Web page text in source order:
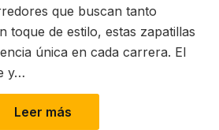
que buscan tanto
toque de estilo, estas zapatillas
única en cada carrera. El
y…
Leer más